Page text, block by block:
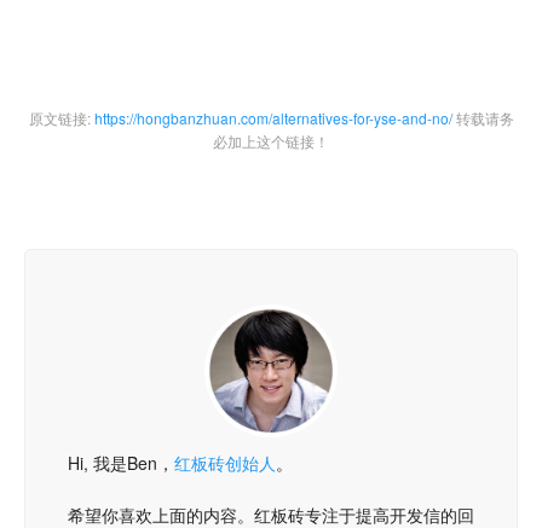
原文链接:https://hongbanzhuan.com/alternatives-for-yse-and-no/转载请务
必加上这个链接！
Hi, 我是Ben， 红板砖创始人 。
希望你喜欢上面的内容。红板砖专注于提高开发信的回